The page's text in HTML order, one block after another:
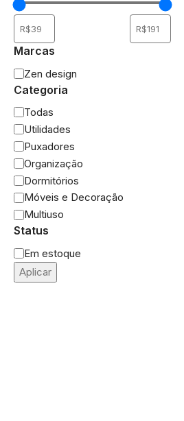
Marcas
Zen design
Categoria
Todas
Utilidades
Puxadores
Organização
Dormitórios
Móveis e Decoração
Multiuso
Status
Em estoque
Aplicar